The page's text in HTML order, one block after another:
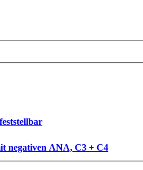
negativen ANA, C3 + C4